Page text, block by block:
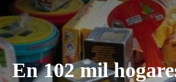
En 102 mil